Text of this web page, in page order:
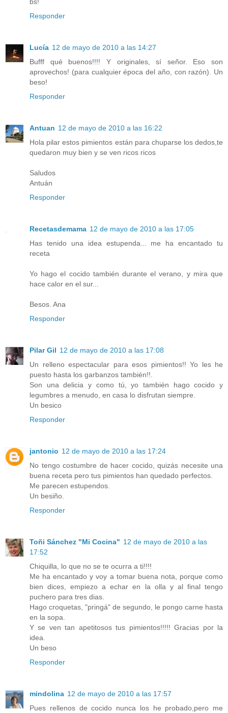
bs!
Responder
Lucía 12 de mayo de 2010 a las 14:27
Bufff qué buenos!!!! Y originales, sí señor. Eso son
aprovechos! (para cualquier época del año, con razón). Un
beso!
Responder
Antuan 12 de mayo de 2010 a las 16:22
Hola pilar estos pimientos están para chuparse los dedos,te
quedaron muy bien y se ven ricos ricos
Saludos
Antuán
Responder
Recetasdemama 12 de mayo de 2010 a las 17:05
Has tenido una idea estupenda... me ha encantado tu
receta
Yo hago el cocido también durante el verano, y mira que
hace calor en el sur...
Besos. Ana
Responder
Pilar Gil 12 de mayo de 2010 a las 17:08
Un relleno espectacular para esos pimientos!! Yo les he
puesto hasta los garbanzos también!!.
Son una delicia y como tú, yo también hago cocido y
legumbres a menudo, en casa lo disfrutan siempre.
Un besico
Responder
jantonio 12 de mayo de 2010 a las 17:24
No tengo costumbre de hacer cocido, quizás necesite una
buena receta pero tus pimientos han quedado perfectos.
Me parecen estupendos.
Un besiño.
Responder
Toñi Sánchez "Mi Cocina" 12 de mayo de 2010 a las
17:52
Chiquilla, lo que no se te ocurra a ti!!!!
Me ha encantado y voy a tomar buena nota, porque como
bien dices, empiezo a echar en la olla y al final tengo
puchero para tres dias.
Hago croquetas, "pringá" de segundo, le pongo carne hasta
en la sopa.
Y se ven tan apetitosos tus pimientos!!!!! Gracias por la
idea.
Un beso
Responder
mindolina 12 de mayo de 2010 a las 17:57
Pues rellenos de cocido nunca los he probado,pero me